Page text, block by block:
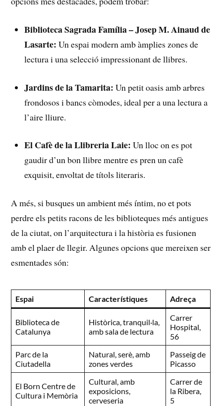
Biblioteca Sagrada Família – Josep M. Ainaud de
‍Lasarte: Un espai modern amb àmplies zones de⁣
lectura i una selecció impressionant de llibres.
Jardins de la Tamarita: Un petit oasis amb‌ arbres
‍frondosos i bancs còmodes, ideal per a una ‍lectura a
l’aire lliure.
El Cafè de la Llibreria Laie: Un lloc on es pot
gaudir d’un bon llibre mentre es pren un cafè ​
exquisit, envoltat de títols literaris.
A més, ⁣si busques un ambient més íntim, no et pots
perdre els‍ petits racons de les biblioteques ⁤més antigues
de la ciutat, on l’arquitectura i la història ⁣es fusionen
amb el plaer de llegir. Algunes opcions que mereixen ser
esmentades són:
Espai Característiques Adreça
Biblioteca de
Catalunya
Històrica, tranquil·la,
amb sala de lectura
Carrer
Hospital,
56
Parc de la
Ciutadella
Natural, serè, ‌amb
zones verdes
Passeig de
Picasso
El Born Centre de
Cultura i Memòria
Cultural, amb
exposicions,
cerveseria
Carrer de
la Ribera,
5